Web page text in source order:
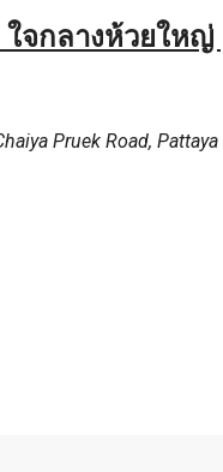
จกลางห้วยใหญ่
Pruek Road,